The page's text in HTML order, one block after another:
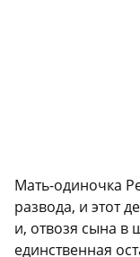
Мать-одиночка
развода, и этот
и, отвозя сына в
единственная